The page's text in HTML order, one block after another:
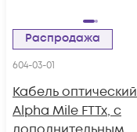
Распродажа
604-03-01
Кабель оптический
Alpha Mile FTTx, с